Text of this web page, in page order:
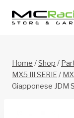
Home /Shop /
MX5 III SERIE/
Giapponese JDM